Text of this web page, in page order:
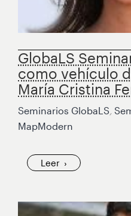
GlobaLS
como vehículo
María Cristina
Seminarios GlobaLS,
MapModern
Leer